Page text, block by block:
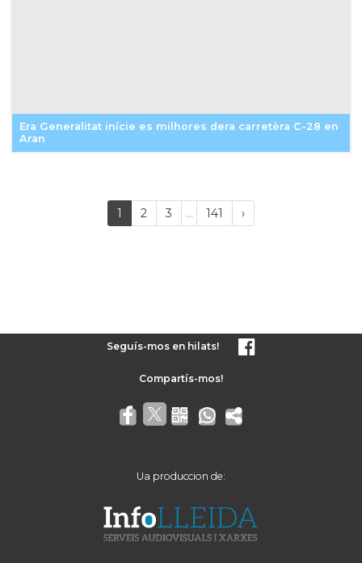
Era Generalitat inície es milhores dera carretèra C-28 en
Aran
1 (current)
2 3 ... 141 ›Próxima
página
Seguís-mos en hilats!
Ua produccion de: